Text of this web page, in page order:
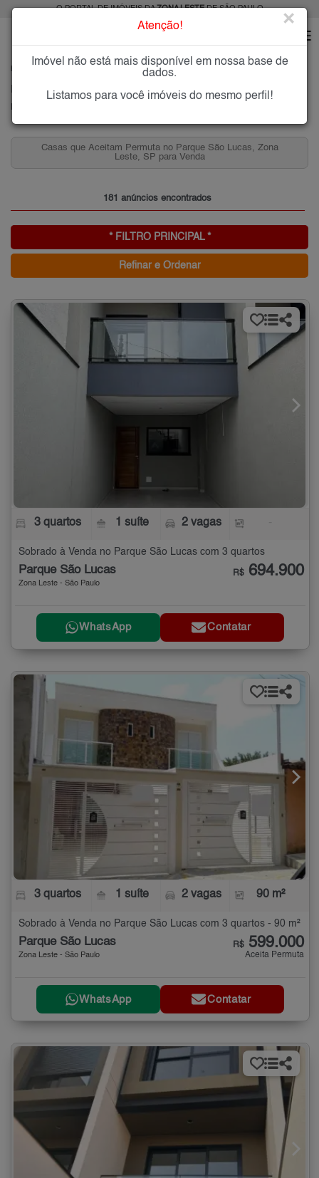
O PORTAL DE IMÓVEIS DAZONA LESTEDE SÃO PAULO
PARQUE SÃO LUCAS
Imóveis à Venda no Parque São Lucas, Zona Leste de São Paulo
Casas que Aceitam Permuta no Parque São Lucas, Zona
Leste, SP para Venda
181 anúncios encontrados
* FILTRO PRINCIPAL *
Refinar e Ordenar
3 quartos 1 suíte 2 vagas
Sobrado à Venda no Parque São Lucas com 3 quartos
Parque São Lucas
Zona Leste - São Paulo
R$ 694.900
WhatsApp Contatar
3 quartos 1 suíte 2 vagas 90 m²
Sobrado à Venda no Parque São Lucas com 3 quartos - 90 m²
Parque São Lucas
Zona Leste - São Paulo
R$ 599.000
Aceita Permuta
WhatsApp Contatar
Atenção! ×
Imóvel não está mais disponível em nossa base de
dados.
Listamos para você imóveis do mesmo perfil!